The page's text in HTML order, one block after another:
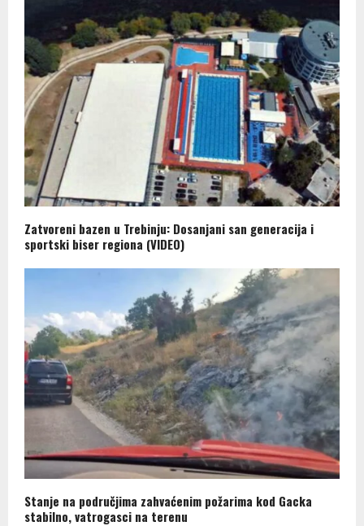
Zatvoreni bazen u Trebinju: Dosanjani san generacija i
sportski biser regiona (VIDEO)
Stanje na područjima zahvaćenim požarima kod Gacka
stabilno, vatrogasci na terenu